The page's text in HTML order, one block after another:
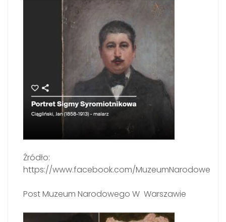
Źródło:
https://www.facebook.com/MuzeumNarodowe
Post Muzeum Narodowego W Warszawie